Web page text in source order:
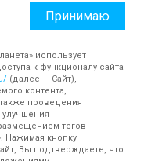
персональных данных
Принимаю
использует
к функционалу сайта
(далее — Сайт),
контента,
проведения
тегов
Нажимая кнопку
Вы подтверждаете, что